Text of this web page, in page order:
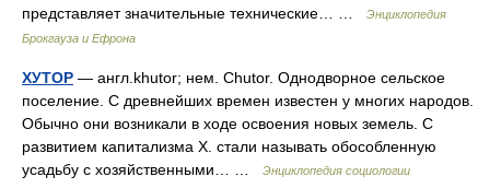
представляет значительные технические… …
Энциклопедия
Брокгауза и Ефрона
ХУТОР — англ.khutor; нем. Chutor. Однодворное сельское
поселение. С древнейших времен известен у многих народов.
Обычно они возникали в ходе освоения новых земель. С
развитием капитализма X. стали называть обособленную
усадьбу с хозяйственными… …
Энциклопедия социологии